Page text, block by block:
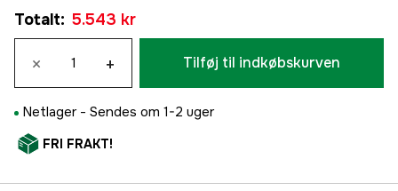
Totalt: 5.543 kr
× + Tilføj til indkøbskurven
Netlager - Sendes om 1-2 uger
FRI FRAKT!